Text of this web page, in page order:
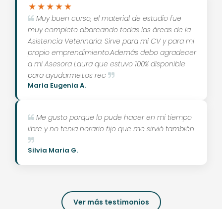
Muy buen curso, el material de estudio fue
muy completo abarcando todas las áreas de la
Asistencia Veterinaria. Sirve para mi CV y para mi
propio emprendimiento.Además debo agradecer
a mi Asesora Laura que estuvo 100% disponible
para ayudarme.Los rec
Maria Eugenia A.
Me gusto porque lo pude hacer en mi tiempo
libre y no tenia horario fijo que me sirvió también
Silvia Maria G.
Ver más testimonios